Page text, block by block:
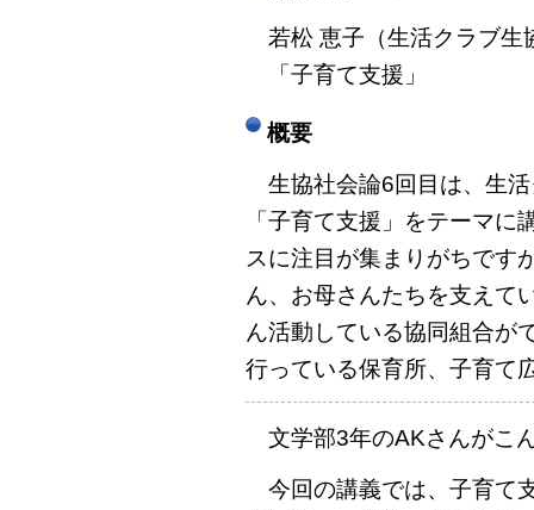
若松 恵子（生活クラブ生
「子育て支援」
概要
生協社会論6回目は、生
「子育て支援」をテーマ
スに注目が集まりがちです
ん、お母さんたちを支えて
ん活動している協同組合が
行っている保育所、子育て
文学部3年のAKさんがこ
今回の講義では、子育て